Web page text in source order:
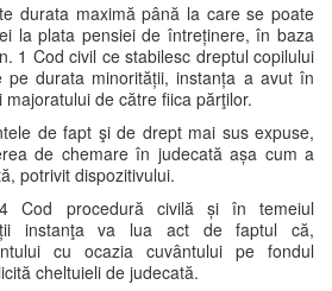
durata maximă până la care se poate
la plata pensiei de întreținere, în baza
1 Cod civil ce stabilesc dreptul copilului
pe durata minorității, instanța a avut în
de către fiica părţilor.
de fapt şi de drept mai sus expuse,
de chemare în judecată așa cum a
potrivit dispozitivului.
Cod procedură civilă și în temeiul
instanţa va lua act de faptul că,
cu ocazia cuvântului pe fondul
cheltuieli de judecată.